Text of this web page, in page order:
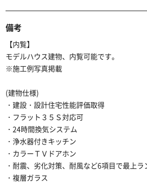
備考
【内覧】
モデルハウス建物、内覧可能です。
※施工例写真掲載
(建物仕様)
・建設・設計住宅性能評価取得
・フラット３５Ｓ対応可
・24時間換気システム
・浄水器付きキッチン
・カラーＴＶドアホン
・耐震、劣化対策、耐風など6項目で最上ラ
・複層ガラス